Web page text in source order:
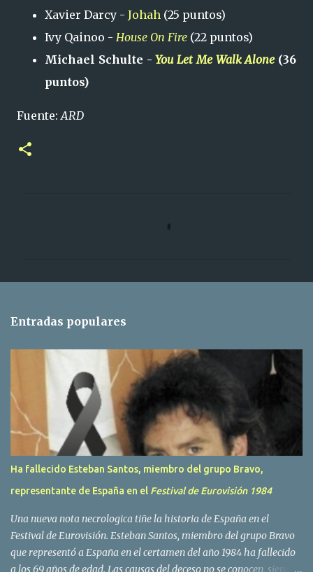
Xavier Darcy - Johah (25 puntos)
Ivy Qainoo - House On Fire (22 puntos)
Michael Schulte -You Let Me Walk Alone (36
puntos)
Fuente:ARD
r
s
Entradas populares
Ha fallecido Esteban Santos, miembro del grupo Bravo,
representante de España en el Festival de Eurovisión 1984
Una nueva nota necrologica tiñe la historia de España en el
Festival de Eurovisión. Esteban Santos, miembro del grupo Bravo
que representó a España en el certamen del año 1984 ha fallecido
a los 69 años de edad. Las causas del deceso no se conocen, siendo